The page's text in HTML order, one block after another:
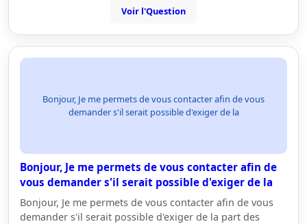
Voir l'Question
Bonjour, Je me permets de vous contacter afin de vous
demander s'il serait possible d'exiger de la
Bonjour, Je me permets de vous contacter afin de
vous demander s'il serait possible d'exiger de la
Bonjour, Je me permets de vous contacter afin de vous
demander s'il serait possible d'exiger de la part des